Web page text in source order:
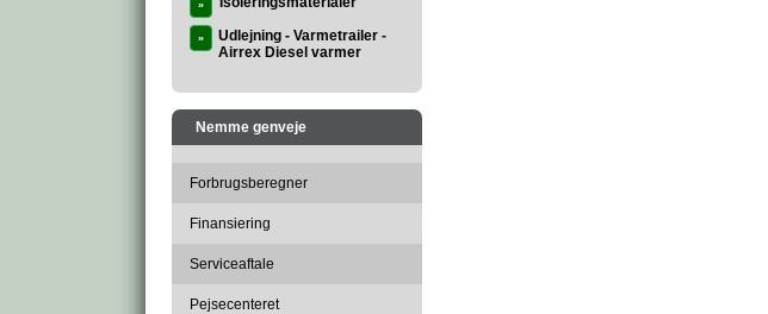
»
»
Udlejning - Varmetrailer -
Airrex Diesel varmer
Nemme genveje
Forbrugsberegner
Finansiering
Serviceaftale
Pejsecenteret